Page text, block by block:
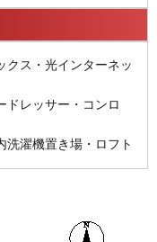
クス・光インターネッ
ドレッサー・コンロ
洗濯機置き場・ロフト